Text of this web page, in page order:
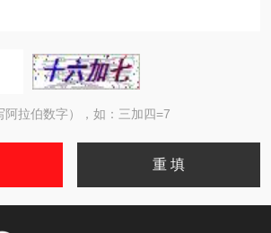
拉伯数字），如：三加四=7